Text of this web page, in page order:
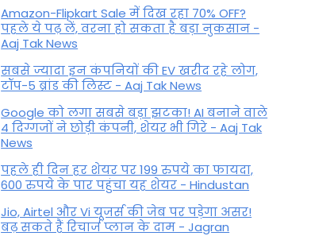
Amazon-Flipkart Sale में दिख रहा 70% OFF?
पहले ये पढ़ लें, वरना हो सकता है बड़ा नुकसान -
Aaj Tak News
सबसे ज्यादा इन कंपनियों की EV खरीद रहे लोग,
टॉप-5 ब्रांड की लिस्ट - Aaj Tak News
Google को लगा सबसे बड़ा झटका! AI बनाने वाले
4 दिग्गजों ने छोड़ी कंपनी, शेयर भी गिरे - Aaj Tak
News
पहले ही दिन हर शेयर पर 199 रुपये का फायदा,
600 रुपये के पार पहुंचा यह शेयर - Hindustan
Jio, Airtel और Vi यूजर्स की जेब पर पड़ेगा असर!
बढ़ सकते हैं रिचार्ज प्लान के दाम - Jagran